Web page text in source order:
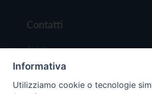
Contatti
Chi Siamo
Redazione
Scrivici
Informativa
Utilizziamo cookie o tecnologie